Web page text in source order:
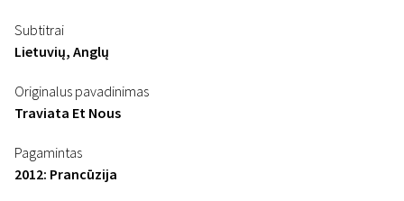
Subtitrai
Lietuvių, Anglų
Originalus pavadinimas
Traviata Et Nous
Pagamintas
2012: Prancūzija